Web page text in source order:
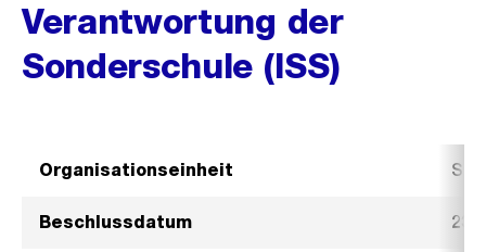
Verantwortung der
Sonderschule (ISS)
Organisationseinheit
Beschlussdatum 23.